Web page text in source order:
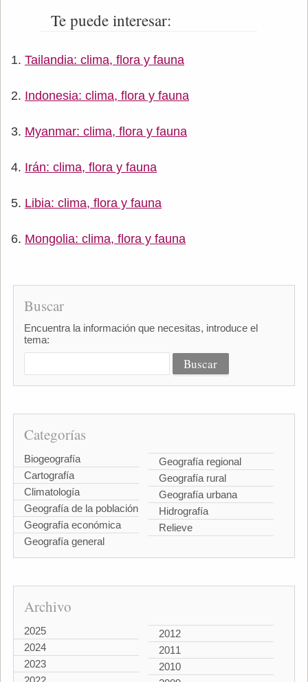
Te puede interesar:
Tailandia: clima, flora y fauna
Indonesia: clima, flora y fauna
Myanmar: clima, flora y fauna
Irán: clima, flora y fauna
Libia: clima, flora y fauna
Mongolia: clima, flora y fauna
Buscar
Encuentra la información que necesitas, introduce el
tema:
Categorías
Biogeografía
Cartografía
Climatología
Geografía de la población
Geografía económica
Geografía general
Geografía regional
Geografía rural
Geografía urbana
Hidrografía
Relieve
Archivo
2025
2024
2023
2012
2011
2010